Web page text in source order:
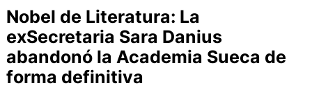
Nobel de Literatura: La
exSecretaria Sara Danius
abandonó la Academia Sueca de
forma definitiva